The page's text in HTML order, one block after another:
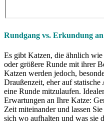
Rundgang vs. Erkundung
Es gibt Katzen, die ähnlich
oder größere Runde mit ihrer
Katzen werden jedoch,
Draußenzeit, eher auf
eine Runde mitzulaufen.
Erwartungen an Ihre Katze:
Zeit miteinander und lassen
sich wo aufhalten und was sie